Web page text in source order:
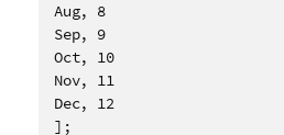
Aug, 8
Sep, 9
Oct, 10
Nov, 11
Dec, 12
];